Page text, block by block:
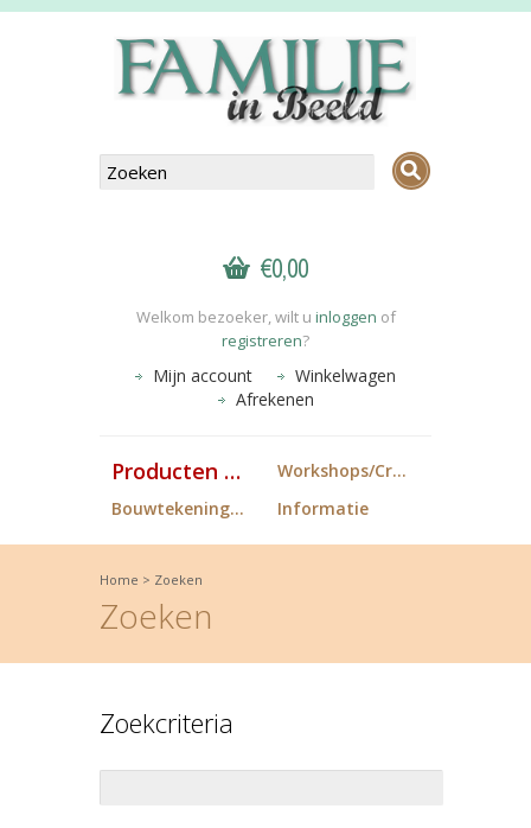
€0,00
Welkom bezoeker, wilt u inloggen of
registreren?
Mijn account
Winkelwagen
Afrekenen
Producten FiB
Workshops/Cropdagen
Bouwtekeningen
Informatie
Home > Zoeken
Zoeken
Zoekcriteria